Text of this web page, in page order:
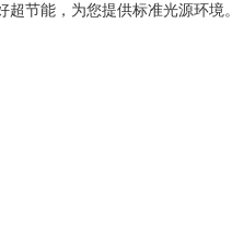
节能，为您提供标准光源环境。